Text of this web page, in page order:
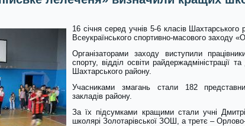
16 січня серед учнів 5-6 класів Шахтарського
Всеукраїнського спортивно-масового заходу
Організаторами заходу виступили
спорту, відділ освіти райдержадміністрації
Шахтарського району.
Учасниками змагань стали 182
закладів району.
За їх підсумками кращими стали учні
школярі Золотарівської ЗОШ, а третє –